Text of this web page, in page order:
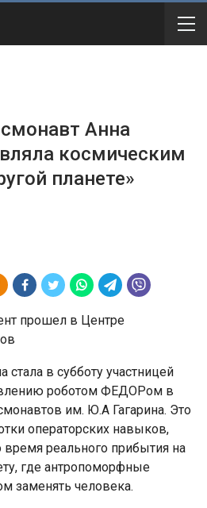
Анна
космическим
планете»
прошел в Центре
в субботу участницей
роботом ФЕДОРом в
им. Ю.А Гагарина. Это
операторских навыков,
время реального прибытия на
где антропоморфные
заменять человека.